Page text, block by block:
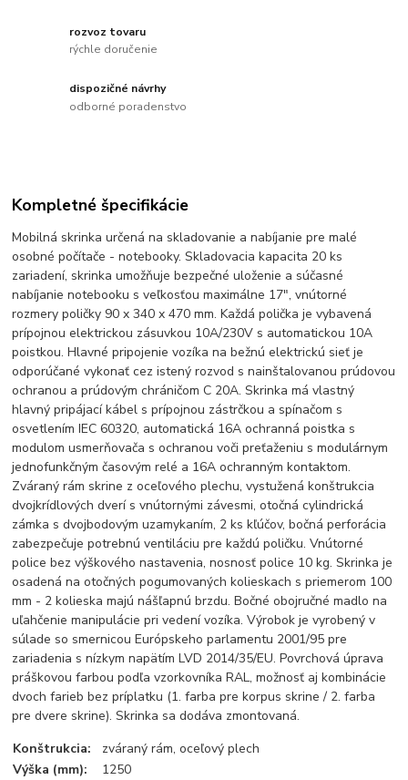
rozvoz tovaru
rýchle doručenie
dispozičné návrhy
odborné poradenstvo
Kompletné špecifikácie
Mobilná skrinka určená na skladovanie a nabíjanie pre malé
osobné počítače - notebooky. Skladovacia kapacita 20 ks
zariadení, skrinka umožňuje bezpečné uloženie a súčasné
nabíjanie notebooku s veľkosťou maximálne 17", vnútorné
rozmery poličky 90 x 340 x 470 mm. Každá polička je vybavená
prípojnou elektrickou zásuvkou 10A/230V s automatickou 10A
poistkou. Hlavné pripojenie vozíka na bežnú elektrickú sieť je
odporúčané vykonať cez istený rozvod s nainštalovanou prúdovou
ochranou a prúdovým chráničom C 20A. Skrinka má vlastný
hlavný pripájací kábel s prípojnou zástrčkou a spínačom s
osvetlením IEC 60320, automatická 16A ochranná poistka s
modulom usmerňovača s ochranou voči preťaženiu s modulárnym
jednofunkčným časovým relé a 16A ochranným kontaktom.
Zváraný rám skrine z oceľového plechu, vystužená konštrukcia
dvojkrídlových dverí s vnútornými závesmi, otočná cylindrická
zámka s dvojbodovým uzamykaním, 2 ks kľúčov, bočná perforácia
zabezpečuje potrebnú ventiláciu pre každú poličku. Vnútorné
police bez výškového nastavenia, nosnosť police 10 kg. Skrinka je
osadená na otočných pogumovaných kolieskach s priemerom 100
mm - 2 kolieska majú nášľapnú brzdu. Bočné obojručné madlo na
uľahčenie manipulácie pri vedení vozíka. Výrobok je vyrobený v
súlade so smernicou Európskeho parlamentu 2001/95 pre
zariadenia s nízkym napätím LVD 2014/35/EU. Povrchová úprava
práškovou farbou podľa vzorkovníka RAL, možnosť aj kombinácie
dvoch farieb bez príplatku (1. farba pre korpus skrine / 2. farba
pre dvere skrine). Skrinka sa dodáva zmontovaná.
Konštrukcia:
zváraný rám, oceľový plech
Výška (mm):
1250